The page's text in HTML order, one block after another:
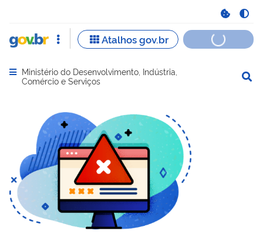
Abrir menu principal de navegação
Ministério do Desenvolvimento, Indústria,
Comércio e Serviços